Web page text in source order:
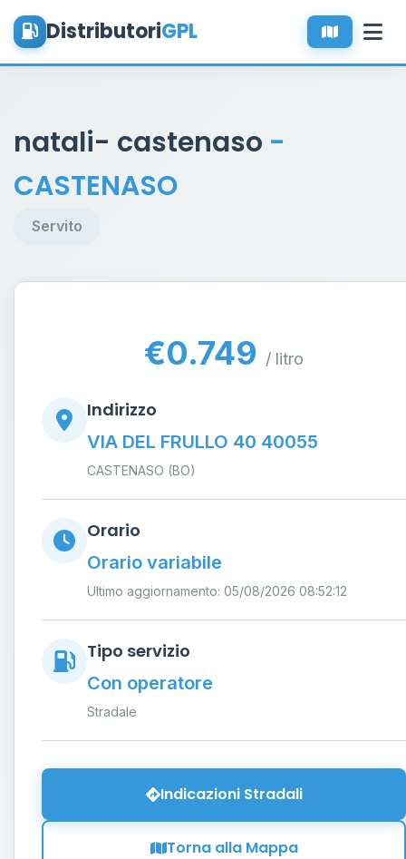
DistributoriGPL
natali- castenaso -
CASTENASO
Servito
€0.749 / litro
Indirizzo
VIA DEL FRULLO 40 40055
CASTENASO (BO)
Orario
Orario variabile
Ultimo aggiornamento: 05/08/2026 08:52:12
Tipo servizio
Con operatore
Stradale
Indicazioni Stradali
Torna alla Mappa